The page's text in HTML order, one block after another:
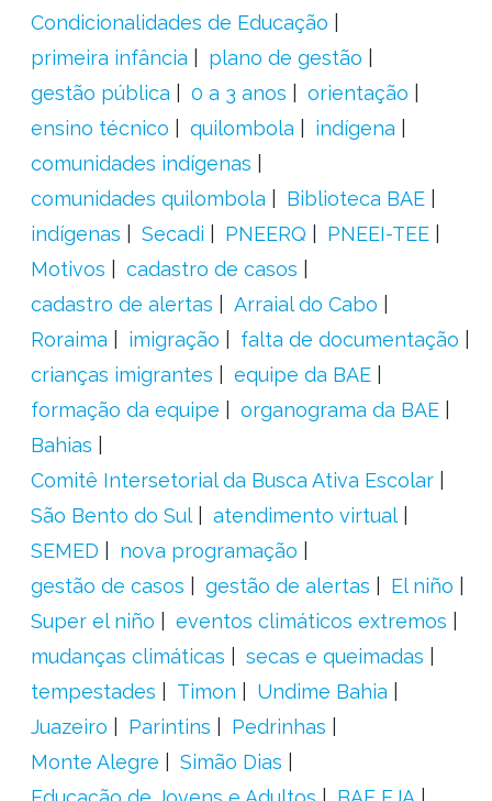
Condicionalidades de Educação
primeira infância
plano de gestão
gestão pública
0 a 3 anos
orientação
ensino técnico
quilombola
indígena
comunidades indígenas
comunidades quilombola
Biblioteca BAE
indígenas
Secadi PNEERQ
PNEEI-TEE
Motivos
cadastro de casos
cadastro de alertas
Arraial do Cabo
Roraima
imigração
falta de documentação
crianças imigrantes
equipe da BAE
formação da equipe
organograma da BAE
Bahias
Comitê Intersetorial da Busca Ativa Escolar
São Bento do Sul
atendimento virtual
SEMED
nova programação
gestão de casos
gestão de alertas
El niño
Super el niño
eventos climáticos extremos
mudanças climáticas
secas e queimadas
tempestades
Timon
Undime Bahia
Juazeiro
Parintins
Pedrinhas
Monte Alegre
Simão Dias